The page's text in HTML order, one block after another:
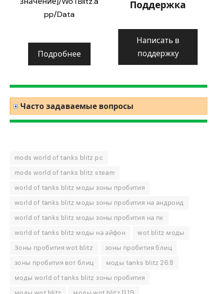
pp/Data
Подробнее
Поддержка
Написать в
поддержку
Часто задаваемые вопросы
mods world of tanks blitz pc
mods world of tanks blitz steam
world of tanks blitz моды зоны пробития
world of tanks blitz моды зоны пробития на андроид
world of tanks blitz моды зоны пробития на пк
world of tanks blitz моды на айфон
wot blitz моды
Зоны пробития wot blitz
зоны пробития блиц
зоны пробития вот блиц
моды tanks blitz 26.8
моды world of tanks blitz зоны пробития